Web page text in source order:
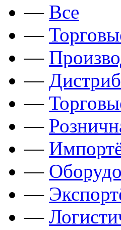
— Все
—
—
—
—
—
—
—
—
—